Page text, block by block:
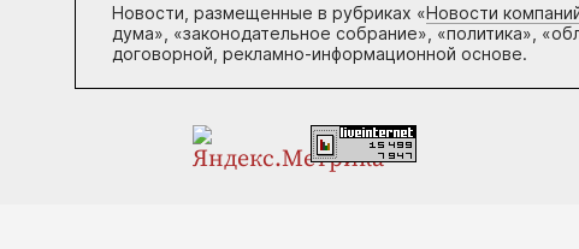
Новости, размещенные в рубриках «Новости
дума», «законодательное собрание», «политика»,
договорной, рекламно-информационной основе.